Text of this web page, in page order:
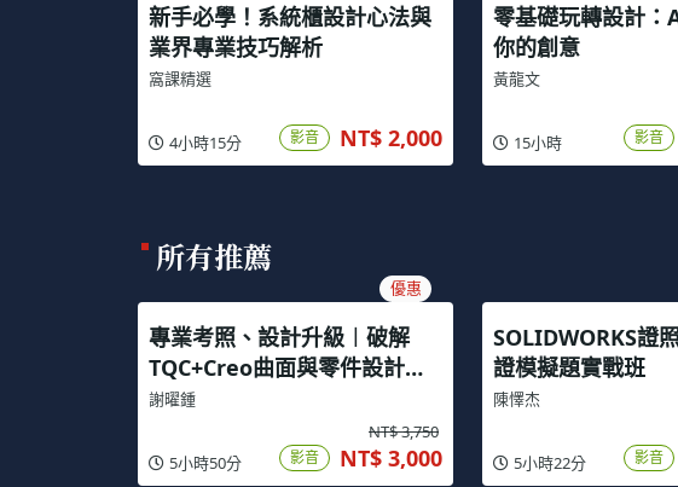
新手必學！系統櫃設計心法與
業界專業技巧解析
窩課精選
4小時15分 影音 NT$ 2,000
零基礎玩轉設計：
你的創意
黃龍文
15小時 影音
所有推薦
優惠
專業考照、設計升級︱破解
TQC+Creo曲面與零件設計認
證
謝曜鍾
5小時50分
NT$ 3,750
影音 NT$ 3,000
SOLIDWORKS證
證模擬題實戰班
陳懌杰
5小時22分 影音